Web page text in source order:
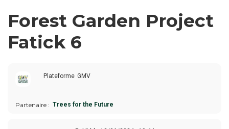
Forest Garden Project
Fatick 6
Plateforme GMV
Partenaire Trees for the Future